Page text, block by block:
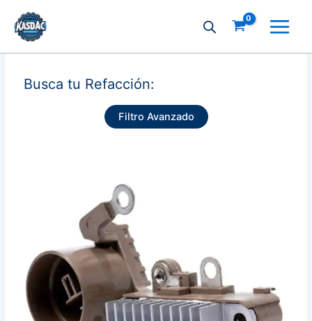
contenido
Busca tu Refacción:
Filtro Avanzado